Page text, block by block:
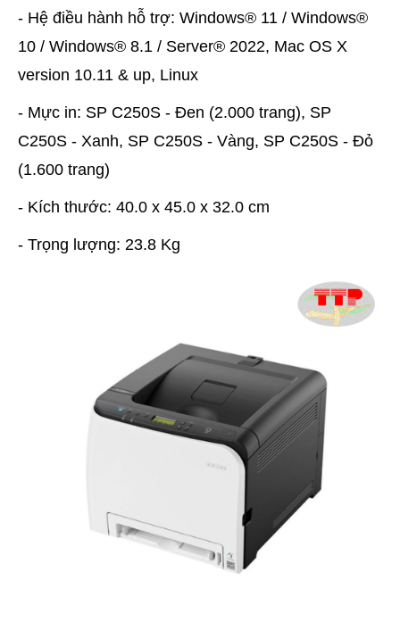
- Hệ điều hành hỗ trợ: Windows® 11 / Windows®
10 / Windows® 8.1 / Server® 2022, Mac OS X
version 10.11 & up, Linux
- Mực in: SP C250S - Đen (2.000 trang), SP
C250S - Xanh, SP C250S - Vàng, SP C250S - Đỏ
(1.600 trang)
- Kích thước: 40.0 x 45.0 x 32.0 cm
- Trọng lượng: 23.8 Kg